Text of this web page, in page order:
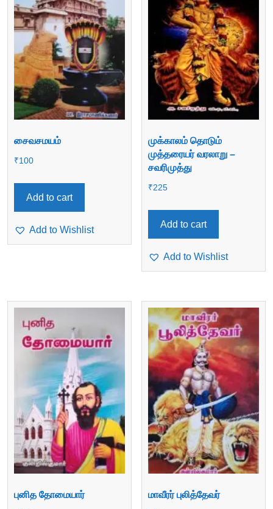
சைவசமயம்
₹100
Add to cart
Add to Wishlist
முக்காலம் தொடும்
முத்தரையர் வரலாறு –
சவரிமுத்து
₹225
Add to cart
Add to Wishlist
புனித தோமையார் மாவீரர் புலித்தேவர்